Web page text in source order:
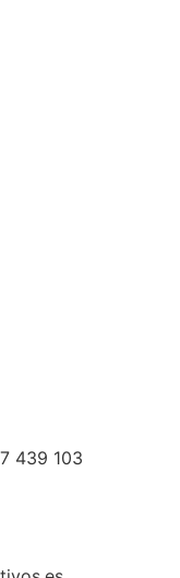
439 103